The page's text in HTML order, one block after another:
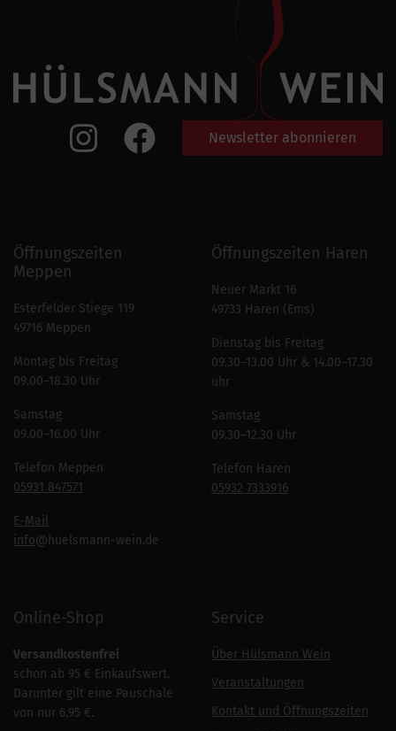
Newsletter abonnieren
Öffnungszeiten
Meppen
Esterfelder Stiege 119
49716 Meppen
Montag bis Freitag
09.00–18.30 Uhr
Samstag
09.00–16.00 Uhr
Telefon Meppen
05931 847571
E-Mail
info@huelsmann-wein.de
Öffnungszeiten Haren
Neuer Markt 16
49733 Haren (Ems)
Dienstag bis Freitag
09.30–13.00 Uhr & 14.00–17.30
uhr
Samstag
09.30–12.30 Uhr
Telefon Haren
05932 7333916
Online-Shop
Versandkostenfrei
schon ab 95 € Einkaufswert.
Darunter gilt eine Pauschale
von nur 6,95 €.
Service
Über Hülsmann Wein
Veranstaltungen
Kontakt und Öffnungszeiten